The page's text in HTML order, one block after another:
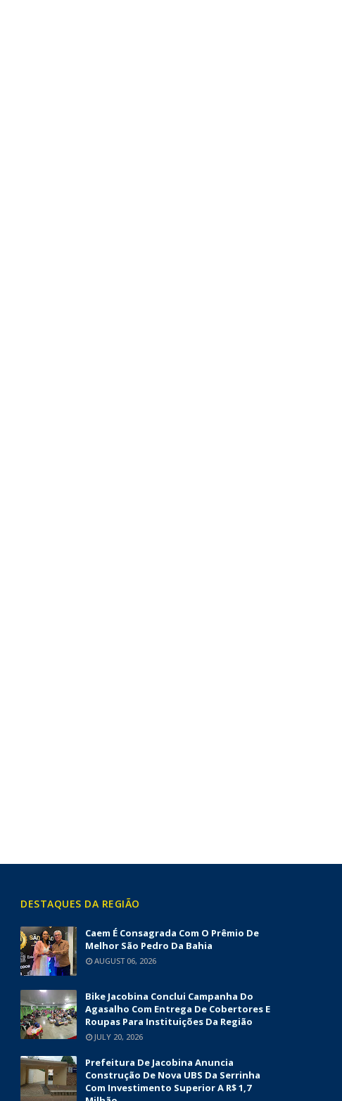
DESTAQUES DA REGIÃO
Caem É Consagrada Com O Prêmio De
Melhor São Pedro Da Bahia
AUGUST 06, 2026
Bike Jacobina Conclui Campanha Do
Agasalho Com Entrega De Cobertores E
Roupas Para Instituições Da Região
JULY 20, 2026
Prefeitura De Jacobina Anuncia
Construção De Nova UBS Da Serrinha
Com Investimento Superior A R$ 1,7